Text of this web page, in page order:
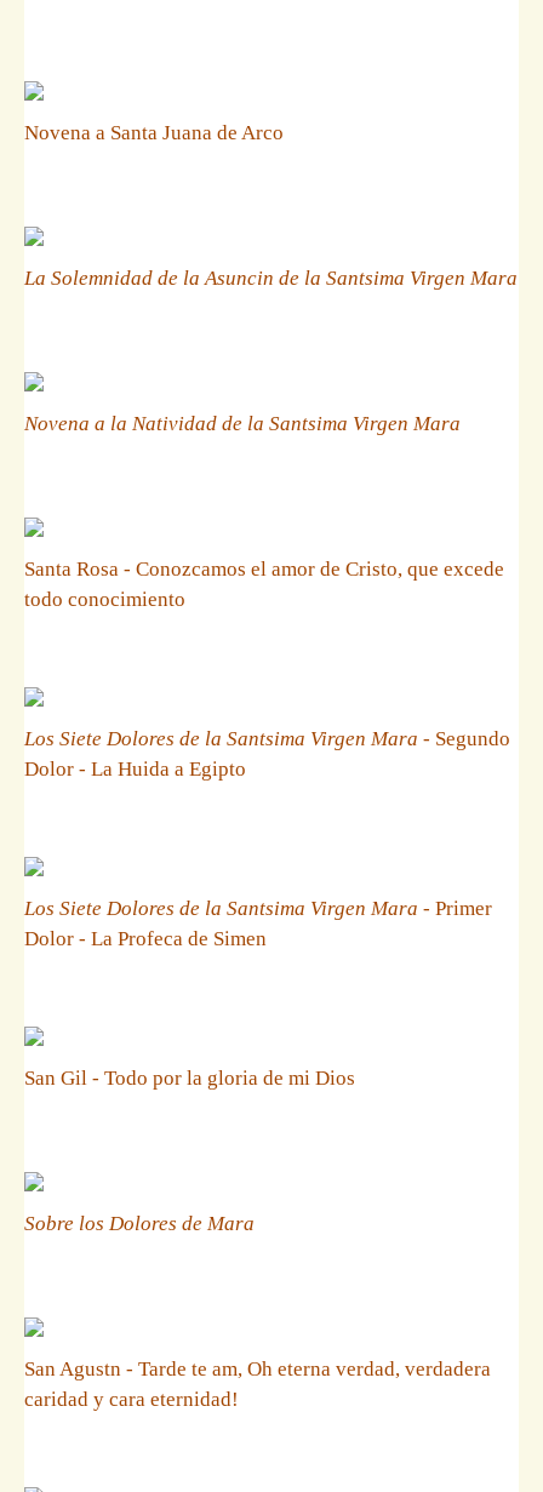
Novena a Santa Juana de Arco
La Solemnidad de la Asuncin de la Santsima Virgen Mara
Novena a la Natividad de la Santsima Virgen Mara
Santa Rosa - Conozcamos el amor de Cristo, que excede
todo conocimiento
Los Siete Dolores de la Santsima Virgen Mara - Segundo
Dolor - La Huida a Egipto
Los Siete Dolores de la Santsima Virgen Mara - Primer
Dolor - La Profeca de Simen
San Gil - Todo por la gloria de mi Dios
Sobre los Dolores de Mara
San Agustn - Tarde te am, Oh eterna verdad, verdadera
caridad y cara eternidad!